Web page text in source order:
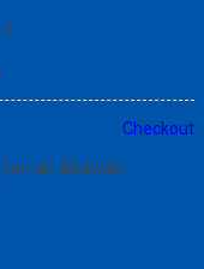
Checkout
dibawah: